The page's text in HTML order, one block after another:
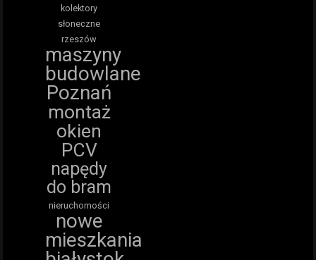
kolektory
słoneczne
rzeszów
maszyny
budowlane
Poznań
montaż
okien
PCV
napędy
do bram
nieruchomości
nowe
mieszkania